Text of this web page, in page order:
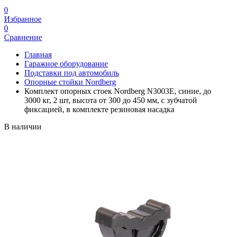
0
Избранное
0
Сравнение
Главная
Гаражное оборудование
Подставки под автомобиль
Опорные стойки Nordberg
Комплект опорных стоек Nordberg N3003E, синие, до
3000 кг, 2 шт, высота от 300 до 450 мм, с зубчатой
фиксацией, в комплекте резиновая насадка
В наличии